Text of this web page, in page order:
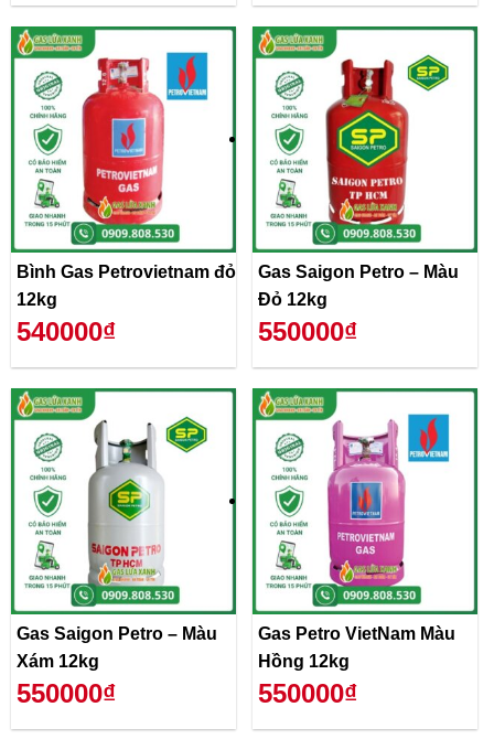
Bình Gas Petrovietnam đỏ
12kg
540000₫
Gas Saigon Petro – Màu
Đỏ 12kg
550000₫
Gas Saigon Petro – Màu
Xám 12kg
550000₫
Gas Petro VietNam Màu
Hồng 12kg
550000₫